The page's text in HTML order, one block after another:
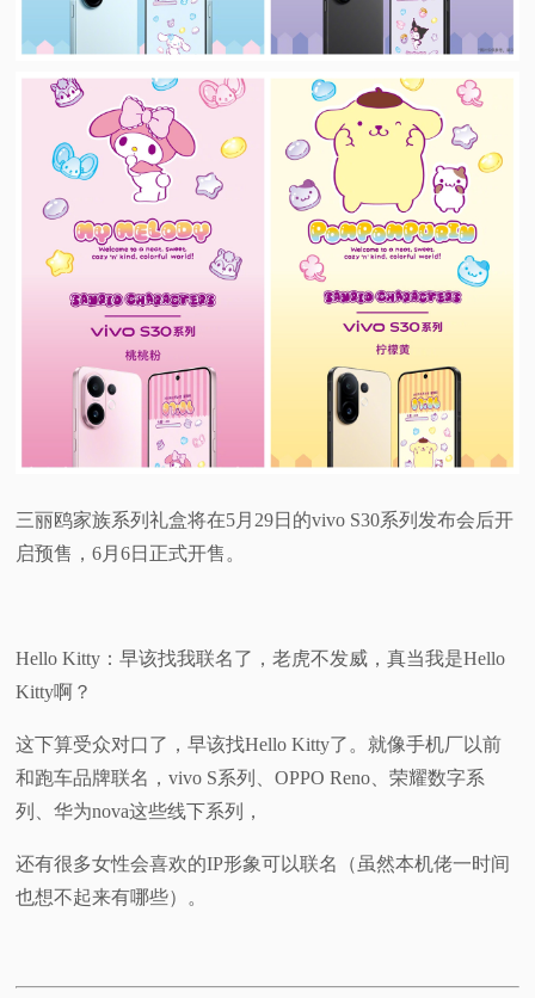
三丽鸥家族系列礼盒将在5月29日的vivo S30系列发布会后开
启预售，6月6日正式开售。
Hello Kitty：早该找我联名了，老虎不发威，真当我是Hello
Kitty啊？
这下算受众对口了，早该找Hello Kitty了。就像手机厂以前
和跑车品牌联名，vivo S系列、OPPO Reno、荣耀数字系
列、华为nova这些线下系列，
还有很多女性会喜欢的IP形象可以联名（虽然本机佬一时间
也想不起来有哪些）。